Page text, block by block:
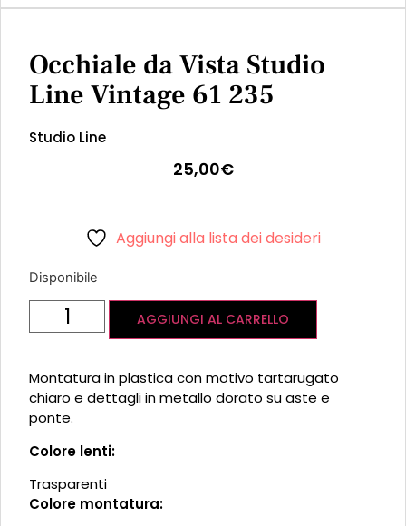
Occhiale da Vista Studio
Line Vintage 61 235
Studio Line
25,00€
Aggiungi alla lista dei desideri
Disponibile
AGGIUNGI AL CARRELLO
Montatura in plastica con motivo tartarugato
chiaro e dettagli in metallo dorato su aste e
ponte.
Colore lenti:
Trasparenti
Colore montatura: